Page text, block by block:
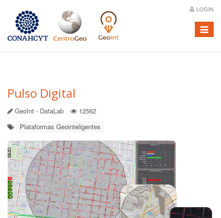
LOGIN
Menú
Pulso Digital
GeoInt - DataLab
12562
Plataformas Geointeligentes